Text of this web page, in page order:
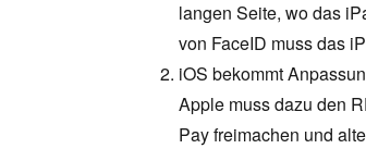
langen Seite, wo das
von FaceID muss das
iOS bekommt
Apple muss dazu den
Pay freimachen und